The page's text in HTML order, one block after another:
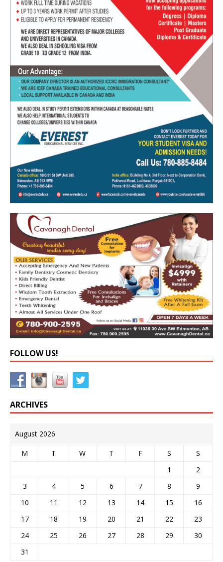
FOLLOW US!
ARCHIVES
August 2026
M T W T F S
S
1
2
3
4 5 6 7 8
9
10
11 12 13 14 15
16
17
18 19 20 21 22
23
24
25 26 27 28 29
30
31